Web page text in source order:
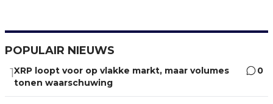
POPULAIR NIEUWS
1XRP loopt voor op vlakke markt, maar volumes
tonen waarschuwing
0